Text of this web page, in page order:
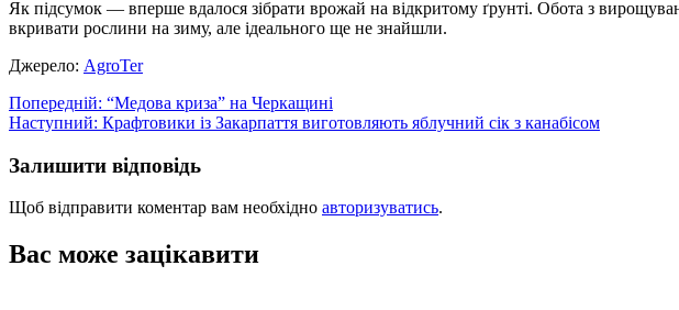
Як підсумок — вперше вдалося зібрати врожай на відкритому ґрунті. Обота з
вкривати рослини на зиму, але ідеального ще не знайшли.
Джерело: АgroTer
Навігація
записів
Попередній: “Медова криза” на Черкащині
Наступний: Крафтовики із Закарпаття виготовляють яблучний сік з канабісом
Залишити відповідь
Щоб відправити коментар вам необхідно авторизуватись.
Вас може зацікавити